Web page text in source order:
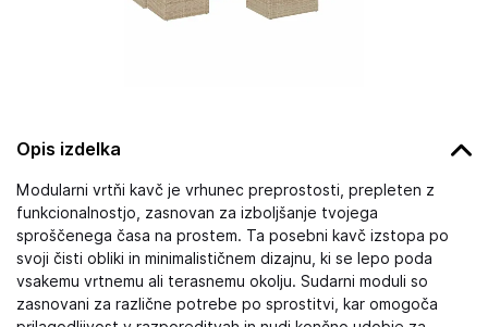
Opis izdelka
Modularni vrtňi kavč je vrhunec preprostosti, prepleten z
funkcionalnostjo, zasnovan za izboljšanje tvojega
sproščenega časa na prostem. Ta posebni kavč izstopa po
svoji čisti obliki in minimalističnem dizajnu, ki se lepo poda
vsakemu vrtnemu ali terasnemu okolju. Sudarni moduli so
zasnovani za različne potrebe po sprostitvi, kar omogoča